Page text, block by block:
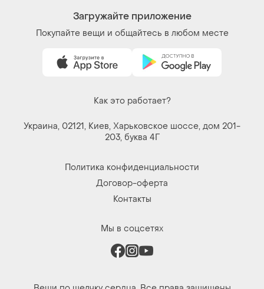
Как это работает?
Украина, 02121, Киев, Харьковское шоссе, дом 201-
203, буква 4Г
Политика конфиденциальности
Контакты
© 2026Shafa.ua